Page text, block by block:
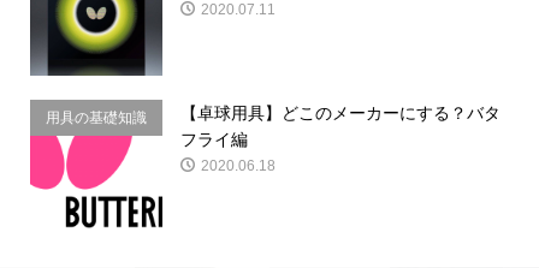
2020.07.11
用具の基礎知識
【卓球用具】どこのメーカーにする？バタ
フライ編
2020.06.18